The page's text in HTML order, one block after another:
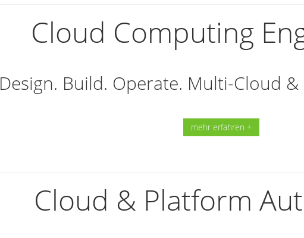
Cloud Computing
Design. Build. Operate. Multi-Cloud
mehr erfahren +
Cloud & Platform